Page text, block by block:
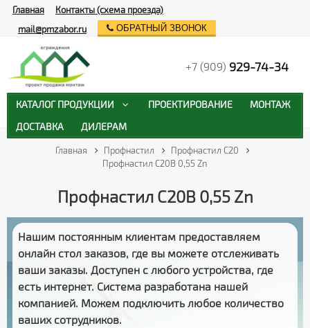
Главная Профнастил
Профнастил С20
Профнастил С20В 0,55 Zn
Профнастил С20В 0,55 Zn
Нашим постоянным клиентам предоставляем
онлайн стол заказов, где вы можете отслеживать
ваши заказы. Доступен с любого устройства, где
есть интернет. Система разработана нашей
компанией. Можем подключить любое количество
ваших сотрудников.
Главная
Контакты (схема проезда)
mail@pmzabor.ru
ОБРАТНЫЙ ЗВОНОК
+7 (909) 929-74-34
КАТАЛОГ ПРОДУКЦИИ ПРОЕКТИРОВАНИЕ
МОНТАЖ
ДОСТАВКА
ДИЛЕРАМ